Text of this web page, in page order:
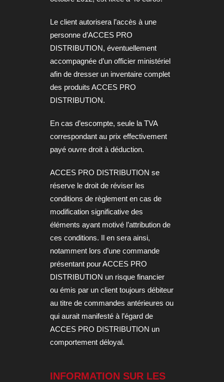
Le client autorisera l’accès à une
personne d’ACCES PRO
DISTRIBUTION, éventuellement
accompagnée d’un officier ministériel
afin de dresser un inventaire complet
des produits ACCES PRO
DISTRIBUTION.
En cas d’escompte, seule la TVA
correspondant au prix effectivement
payé ouvre droit à déduction.
ACCES PRO DISTRIBUTION se
réserve le droit de réviser les
conditions de règlement en cas de
modification significative des
éléments ayant motivé l’attribution de
ces conditions. Il en sera ainsi,
notamment lors d’une commande
présentant pour ACCES PRO
DISTRIBUTION un risque financier
ou émis par un client toujours débiteur
au titre de commandes antérieures ou
qui aurait manifesté à l’égard de
ACCES PRO DISTRIBUTION un
comportement déloyal.
INFORMATION SUR LES